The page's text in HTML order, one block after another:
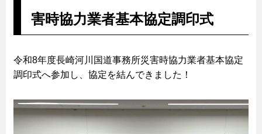
害時協力業者基本協定調印式
令和8年度長崎河川国道事務所災害時協力業者基本協定
調印式へ参加し、協定を結んできました！